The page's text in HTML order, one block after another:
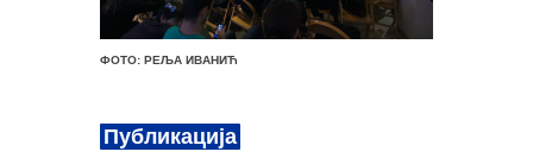
ФОТО: РЕЉА ИВАНИЋ
Публикација